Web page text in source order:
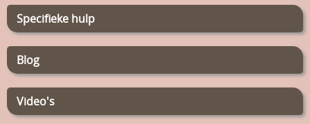
Specifieke hulp
Blog
Video's